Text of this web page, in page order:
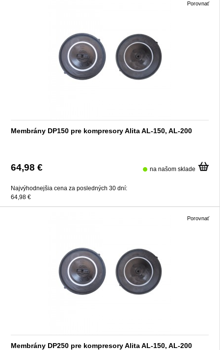
Membrány DP150 pre kompresory Alita AL-150, AL-200
64,98 € na našom sklade
Najvýhodnejšia cena za posledných 30 dní:
64,98 €
Porovnať
Membrány DP250 pre kompresory Alita AL-150, AL-200
Porovnať